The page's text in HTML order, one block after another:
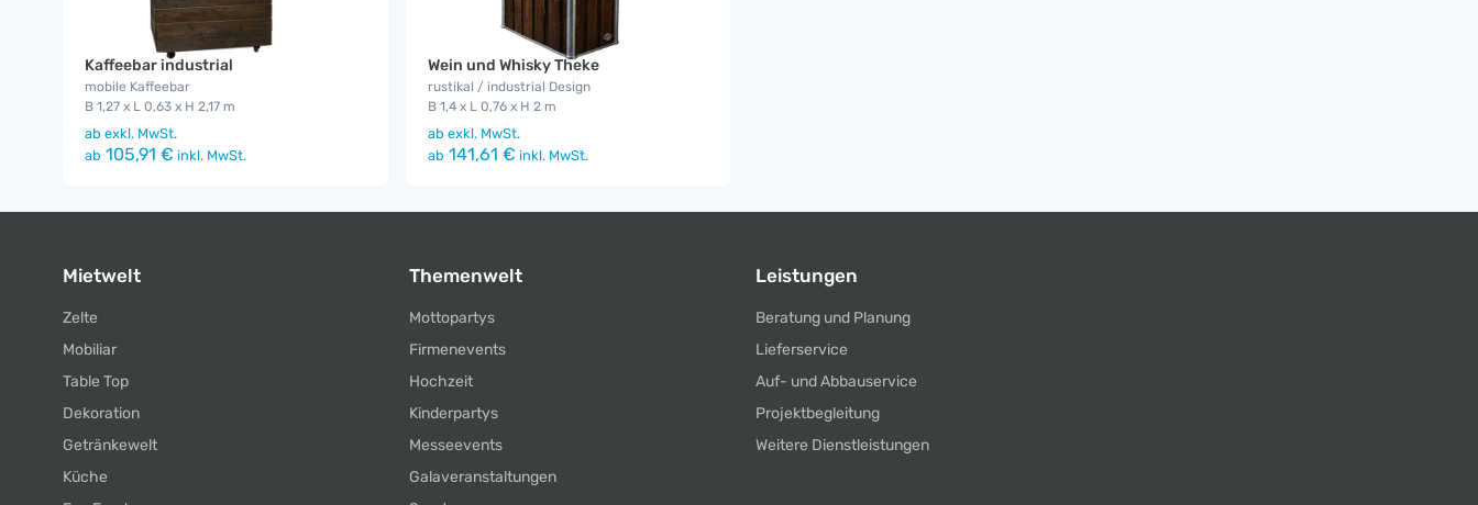
Kaffeebar industrial
mobile Kaffeebar
B 1,27 x L 0,63 x H 2,17 m
ab exkl. MwSt.
ab 105,91 € inkl. MwSt.
Wein und Whisky Theke
rustikal / industrial Design
B 1,4 x L 0,76 x H 2 m
ab exkl. MwSt.
ab 141,61 € inkl. MwSt.
Mietwelt
Zelte
Mobiliar
Table Top
Dekoration
Getränkewelt
Küche
Themenwelt
Mottopartys
Firmenevents
Hochzeit
Kinderpartys
Messeevents
Galaveranstaltungen
Leistungen
Beratung und Planung
Lieferservice
Auf- und Abbauservice
Projektbegleitung
Weitere Dienstleistungen